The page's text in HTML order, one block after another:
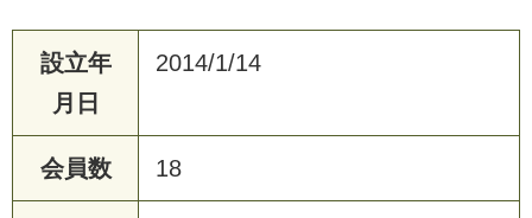
設立年
月日
2014/1/14
会員数 18